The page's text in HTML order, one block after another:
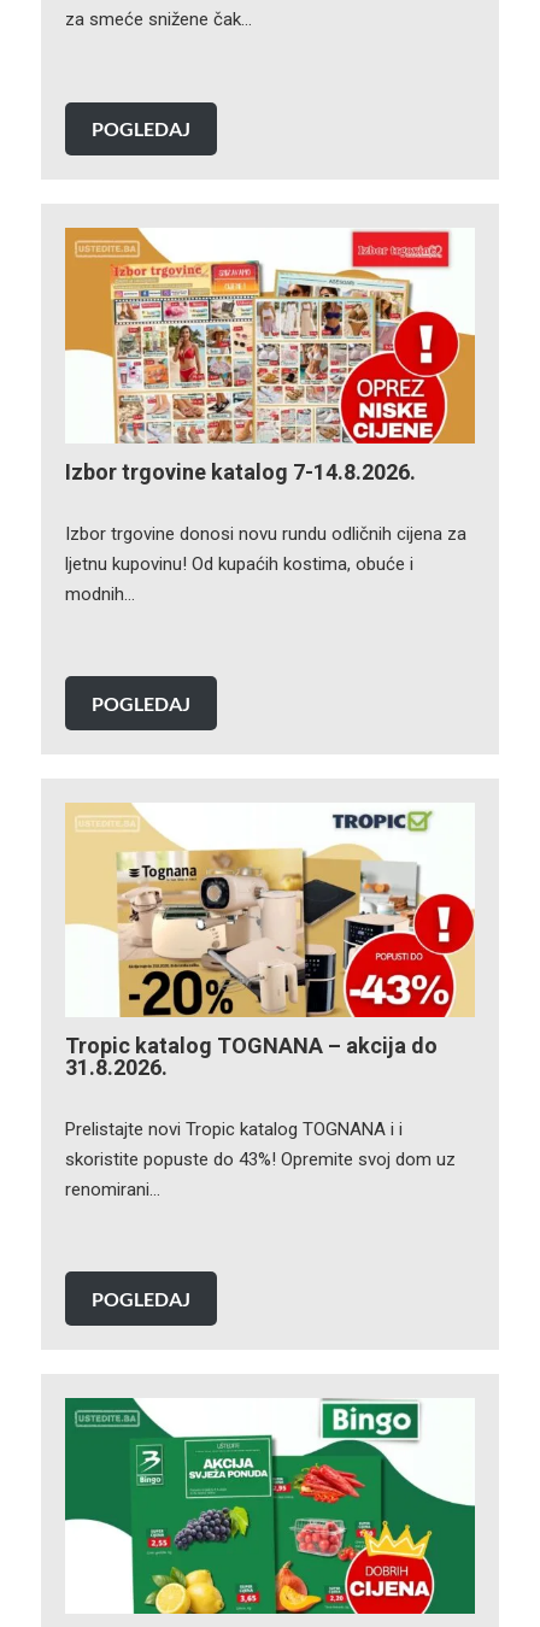
za smeće snižene čak…
POGLEDAJ
Izbor trgovine katalog 7-14.8.2026.
Izbor trgovine donosi novu rundu odličnih cijena za
ljetnu kupovinu! Od kupaćih kostima, obuće i
modnih…
POGLEDAJ
Tropic katalog TOGNANA – akcija do
31.8.2026.
Prelistajte novi Tropic katalog TOGNANA i i
skoristite popuste do 43%! Opremite svoj dom uz
renomirani…
POGLEDAJ